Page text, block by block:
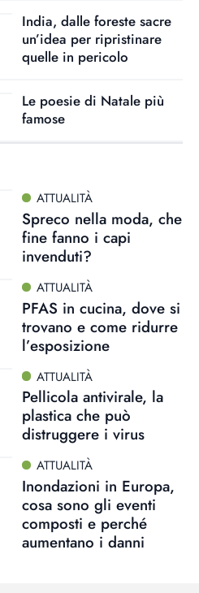
India, dalle foreste sacre
un’idea per ripristinare
quelle in pericolo
Le poesie di Natale più
famose
ATTUALITÀ
Spreco nella moda, che
fine fanno i capi
invenduti?
ATTUALITÀ
PFAS in cucina, dove si
trovano e come ridurre
l’esposizione
ATTUALITÀ
Pellicola antivirale, la
plastica che può
distruggere i virus
ATTUALITÀ
Inondazioni in Europa,
cosa sono gli eventi
composti e perché
aumentano i danni